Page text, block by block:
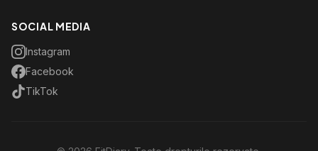
SOCIAL MEDIA
Instagram
Facebook
TikTok